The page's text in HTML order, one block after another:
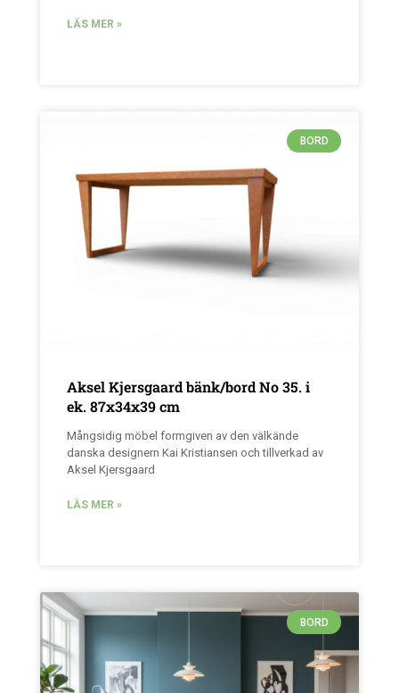
LÄS MER »
BORD
Aksel Kjersgaard bänk/bord No 35. i
ek. 87x34x39 cm
Mångsidig möbel formgiven av den välkände
danska designern Kai Kristiansen och tillverkad av
Aksel Kjersgaard
LÄS MER »
BORD